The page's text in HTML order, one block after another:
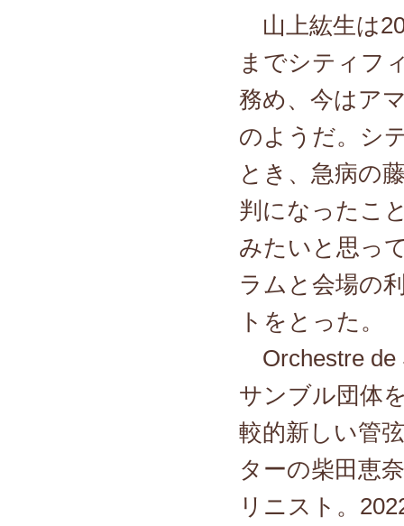
山上紘生は
までシティフ
務め、今はア
のようだ。シ
とき、急病の
判になったこ
みたいと思っ
ラムと会場の
トをとった。
Orchestre de
サンブル団体
較的新しい管
ターの柴田恵
リニスト。